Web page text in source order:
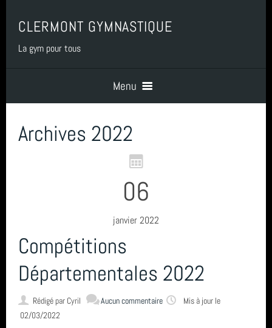
CLERMONT GYMNASTIQUE
La gym pour tous
Menu
PRESENTATION
BENEVOLAT
COTISATIONS
CONTACT & LIENS UTILES
Archives 2022
06
janvier 2022
Compétitions
Départementales 2022
Rédigé par Cyril Aucun commentaire
Mis à jour le
02/03/2022